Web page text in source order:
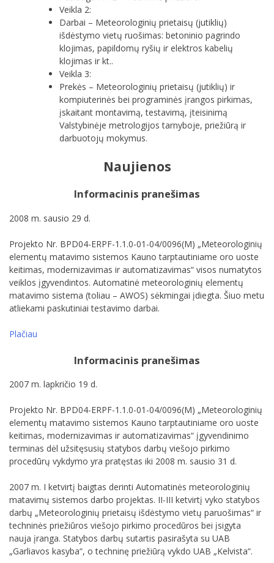
Veikla 2:
Darbai – Meteorologinių prietaisų (jutiklių)
išdėstymo vietų ruošimas: betoninio pagrindo
klojimas, papildomų ryšių ir elektros kabelių
klojimas ir kt..
Veikla 3:
Prekės – Meteorologinių prietaisų (jutiklių) ir
kompiuterinės bei programinės įrangos pirkimas,
įskaitant montavimą, testavimą, įteisinimą
Valstybinėje metrologijos tarnyboje, priežiūrą ir
darbuotojų mokymus.
Naujienos
Informacinis pranešimas
2008 m. sausio 29 d.
Projekto Nr. BPD04-ERPF-1.1.0-01-04/0096(M) „Meteorologinių
elementų matavimo sistemos Kauno tarptautiniame oro uoste
keitimas, modernizavimas ir automatizavimas“ visos numatytos
veiklos įgyvendintos. Automatinė meteorologinių elementų
matavimo sistema (toliau – AWOS) sėkmingai įdiegta. Šiuo metu
atliekami paskutiniai testavimo darbai.
Plačiau
Informacinis pranešimas
2007 m. lapkričio 19 d.
Projekto Nr. BPD04-ERPF-1.1.0-01-04/0096(M) „Meteorologinių
elementų matavimo sistemos Kauno tarptautiniame oro uoste
keitimas, modernizavimas ir automatizavimas“ įgyvendinimo
terminas dėl užsitęsusių statybos darbų viešojo pirkimo
procedūrų vykdymo yra pratęstas iki 2008 m. sausio 31 d.
2007 m. I ketvirtį baigtas derinti Automatinės meteorologinių
matavimų sistemos darbo projektas. II-III ketvirtį vyko statybos
darbų „Meteorologinių prietaisų išdėstymo vietų paruošimas“ ir
techninės priežiūros viešojo pirkimo procedūros bei įsigyta
nauja įranga. Statybos darbų sutartis pasirašyta su UAB
„Garliavos kasyba“, o techninę priežiūrą vykdo UAB „Kelvista“.